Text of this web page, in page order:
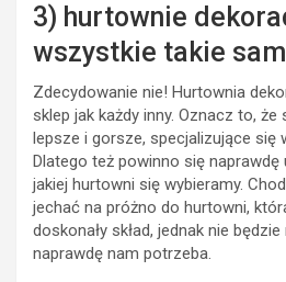
3) hurtownie
wszystkie takie
Zdecydowanie nie! Hurtownia
sklep jak każdy inny. Oznacz to,
lepsze i gorsze, specjalizujące się
Dlatego też powinno się naprawdę
jakiej hurtowni się wybieramy.
jechać na próżno do hurtowni,
doskonały skład, jednak nie
naprawdę nam potrzeba.